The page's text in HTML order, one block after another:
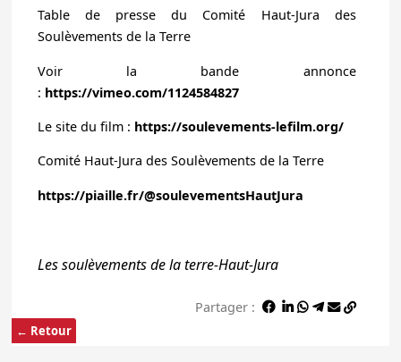
← Retour
Table de presse du Comité Haut-Jura des
Soulèvements de la Terre
Voir la bande annonce
: https://vimeo.com/1124584827
Le site du film : https://soulevements-lefilm.org/
Comité Haut-Jura des Soulèvements de la Terre
https://piaille.fr/@soulevementsHautJura
Les soulèvements de la terre-Haut-Jura
Partager :